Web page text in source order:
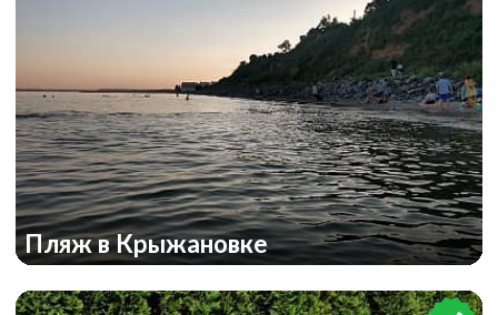
Пляж в Крыжановке